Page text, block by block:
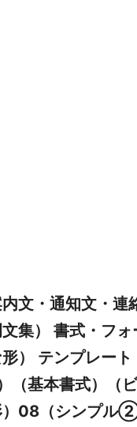
文・通知文・連
集） 書式・フ
） テンプレート
（基本書式）（
）08（シンプル